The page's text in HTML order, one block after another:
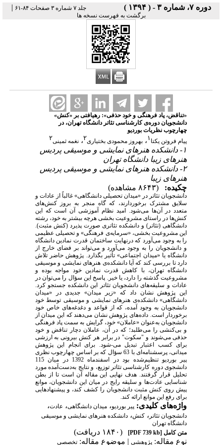
دوره ۷، شماره ۳ - ( ۱۳۹۴ ) جلد ۷ شماره ۳ صفحات ۸۴-۶۱ |
برگشت به فهرست نسخه ها
«تناقض، پاد فرهنگی و خود حذفی»: رهیافتی بر «کنش»
دانشجویان دوره‌ی کارشناسی تئاتر دانشگاه تهران، در
چهارچوب نظریات بوردیو
پیام فروتن یکتا ۱ ، بهروز محمودی بختیاری۲، نغمه ثمینی۲
۱- دانشکده هنرهای نمایشی و موسیقی پردیس
هنرهای زیبا دانشگاه تهران
۲- دانشکده هنرهای نمایشی و موسیقی پردیس
هنرهای زیبا
چکیده:
(۸۶۴۳ مشاهده)
دانشجویان تئاتر در «میدان تحصیلی دانشگاهی» غالباً از عادات و
سلایق مشترک برخوردارند، که گاه منجر به بروز کنش‌های
متعدد در آن‌ها می‌شود. امید نظام آموزشی آن است که این
کنش‌ها در راستای مشروعیت بخشی هرچه بیشتر به خود، رشته
دانشگاهی (تئاتر) و دانشکده تئاتری صورت پذیرد (کنش مثبت).
این مشروعیت بخشی، «سرمایه‌ی فرهنگی» و تحصیلی عظیمی
را به وجود می‌آورد که درنهایت ساختمان قدرت نمادین دانشگاه
و دانشجویان را به وجود می‌آورد و می‌تواند بر فضای خارج از
دانشگاه یا «میدان اجتماعی» تأثیر بگذارد. پژوهش حاضر تلاش
دارد تا بررسی کند که آیا دانشکده‌ی هنرهای نمایشی و موسیقی
دانشگاه تهران، با کاهش قدرت نمادین خود مواجه بوده و
مشروعیت گذشته را دارد، یا خیر. پاسخ این سؤال را می‌توان در
عادات و سلیقه‌های دانشجویان تئاتر این دانشکده جستجو کرد.
این پژوهش نشان داد که «زیر میدان» جدیدی در «میدان
دانشگاهی» دانشکده‌ی هنرهای نمایشی و موسیقی توسط خود
دانشجویان به وجود آمده، که از قواعد و دغدغه‌های خاص خود
برخوردار است. داده‌های پژوهش نشان می‌دهند که این میدان از
دانشجویان به‌عنوان «عاملان» خود، گرایش به سمت پاد فرهنگی
و بی‌کنشی را می‌طلبد؛ که در آن، عاملان دچار تناقض و خود
حذفی می‌شوند و "سکوت" در برابر هر کنش بیرونی به ارزشی
برای کسب اعتبار تبدیل می-شود. برای انجام این پژوهش
میدانی، پرسشنامه‌ای با 63 سؤال که بر اساس چهارچوب نظری
پیر بوردیو تنظیم‌شده بود در اسفندماه 1392 در میان 115
دانشجوی دوره کارشناسی تئاتر توزیع، و نتایج به‌دست‌آمده مورد
تحلیل قرار گرفتند. هدف نهایی این مقاله آن است تا از بطن
شناسایی عادت‌ها و سلیقه رایج در میان این دانشجویان، موانع
پیش روی کنش مثبت دانشجویان را کشف کند، و پیشنهاد‌هایی
برای رفع این موانع ارائه کند.
واژه‌های کلیدی: پیر بوردیو، میدان دانشگاهی، عادت،
دانشجویان تئاتر ، کنش، دانشکده هنرهای نمایشی و موسیقی
دانشگاه تهران
متن کامل[PDF 739 kb]
(۱۸۴۰ دریافت)
نوع مقاله: پژوهشي| موضوع مقاله: تخصصي